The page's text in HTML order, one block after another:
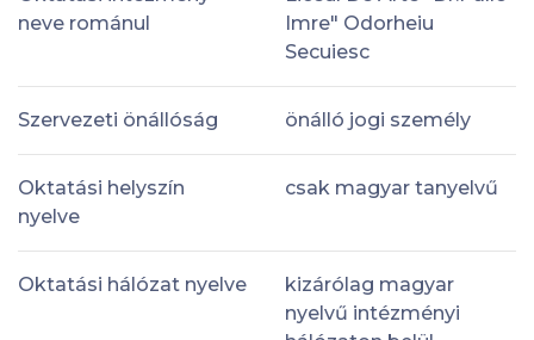
neve románul
Imre" Odorheiu
Secuiesc
Szervezeti önállóság önálló jogi személy
Oktatási helyszín
nyelve
csak magyar tanyelvű
Oktatási hálózat nyelve
kizárólag magyar
nyelvű intézményi